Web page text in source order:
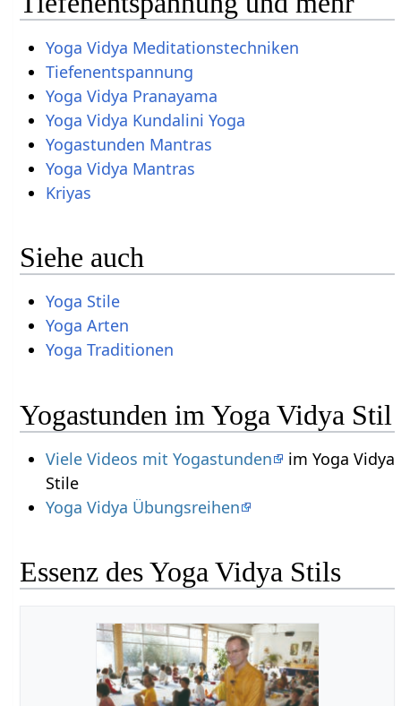
Yoga Vidya Meditationstechniken
Tiefenentspannung
Yoga Vidya Pranayama
Yoga Vidya Kundalini Yoga
Yogastunden Mantras
Yoga Vidya Mantras
Kriyas
Siehe auch
Yoga Stile
Yoga Arten
Yoga Traditionen
Yogastunden im Yoga Vidya Stil
Viele Videos mit Yogastunden
im Yoga Vidya
Stile
Yoga Vidya Übungsreihen
Essenz des Yoga Vidya Stils